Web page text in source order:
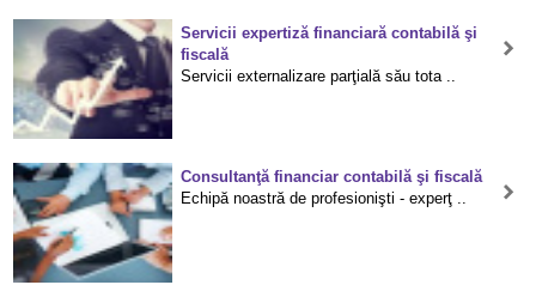
Servicii expertiză financiară contabilă şi
fiscală
Servicii externalizare parţială său tota ..
Consultanţă financiar contabilă şi fiscală
Echipă noastră de profesionişti - experţ ..